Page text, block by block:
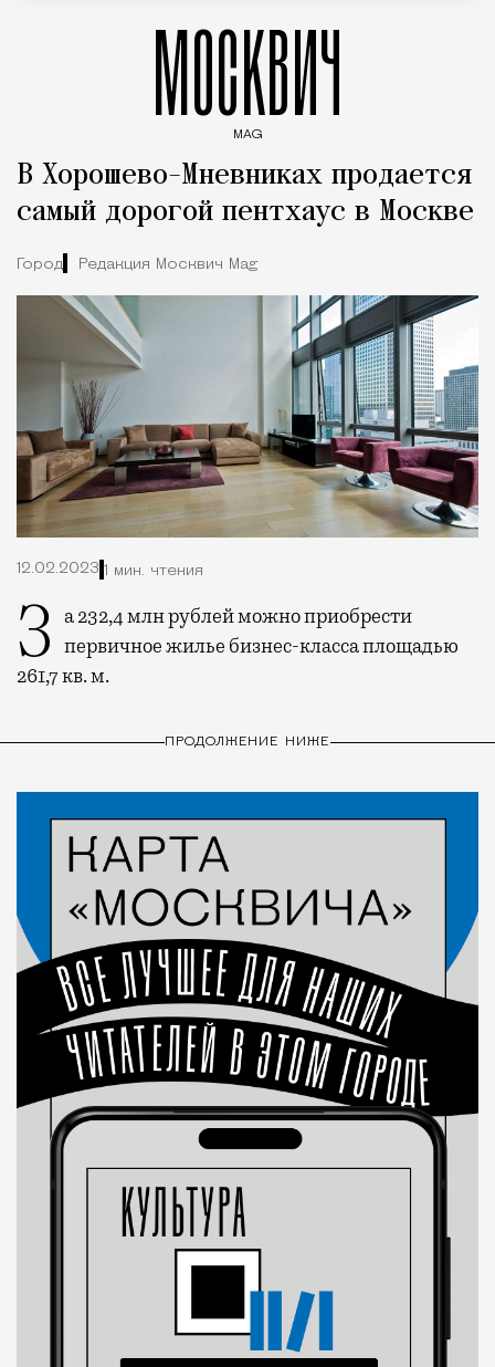
МОСКВИЧ
MAG
В Хорошево-Мневниках продается
самый дорогой пентхаус в Москве
Город Редакция Москвич Mag
12.02.2023 1 мин. чтения
За 232,4 млн рублей можно приобрести первичное жилье бизнес-класса площадью
261,7 кв. м.
ПРОДОЛЖЕНИЕ НИЖЕ